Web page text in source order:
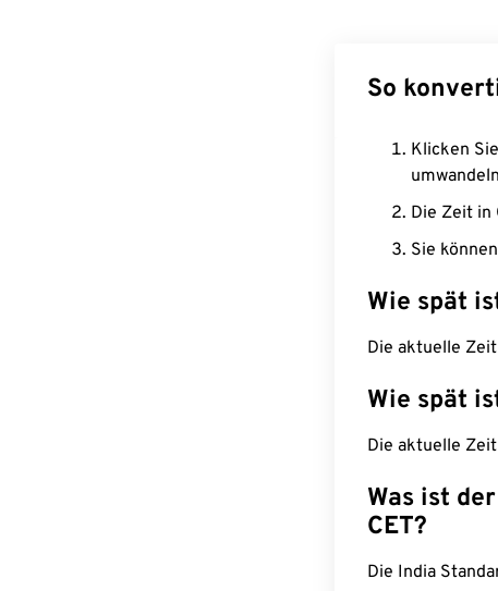
So
Klicken
Die Zeit in
Sie
Wie spät
Die aktuelle
Wie spät
Die aktuelle
Was ist
CET?
Die India